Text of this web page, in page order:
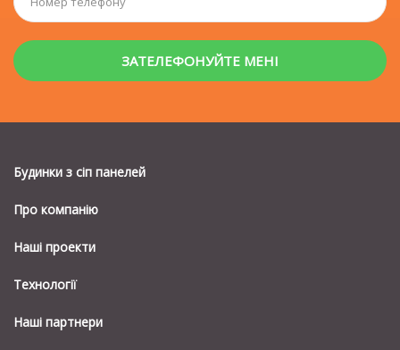
Будинки з сiп панелей
Про компанію
Наші проекти
Технології
Наші партнери